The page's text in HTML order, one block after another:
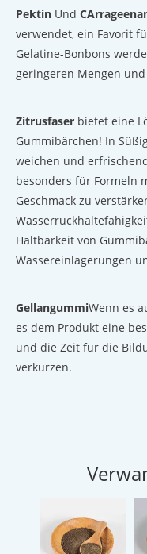
Pektin Und C
verwendet, ein Favorit
Gelatine-Bonbons
geringeren Mengen
Zitrusfaser bietet eine
Gummibärchen! In
weichen und
besonders für Formeln
Geschmack zu
Haltbarkeit von
Wassereinlagerungen
GellangummiWenn es
es dem Produkt eine
und die Zeit für die
verkürzen.